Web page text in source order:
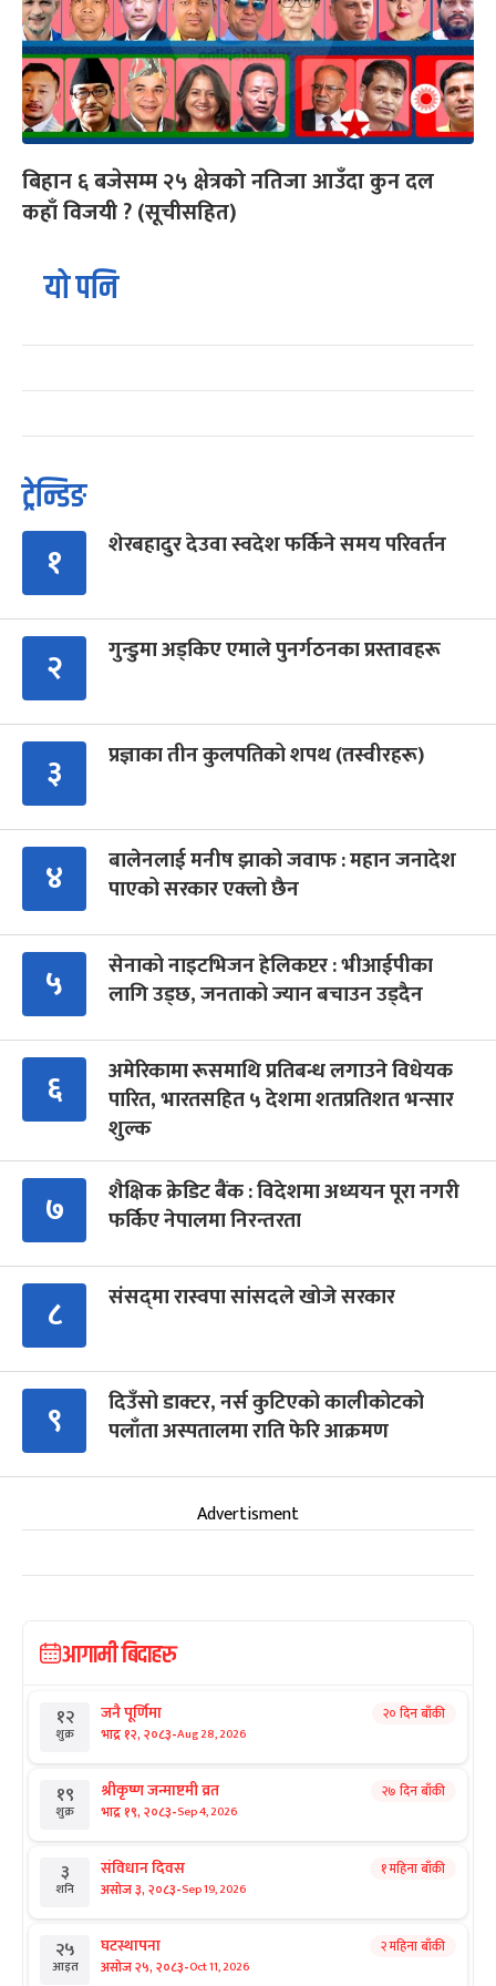
बिहान ६ बजेसम्म २५ क्षेत्रको नतिजा आउँदा कुन दल
कहाँ विजयी ? (सूचीसहित)
यो पनि
ट्रेन्डिङ
१ शेरबहादुर देउवा स्वदेश फर्किने समय परिवर्तन
२ गुन्डुमा अड्किए एमाले पुनर्गठनका प्रस्तावहरू
३ प्रज्ञाका तीन कुलपतिको शपथ (तस्वीरहरू)
४
बालेनलाई मनीष झाको जवाफ : महान जनादेश
पाएको सरकार एक्लो छैन
५
सेनाको नाइटभिजन हेलिकप्टर : भीआईपीका
लागि उड्छ, जनताको ज्यान बचाउन उड्दैन
६
अमेरिकामा रूसमाथि प्रतिबन्ध लगाउने विधेयक
पारित, भारतसहित ५ देशमा शतप्रतिशत भन्सार
शुल्क
७
शैक्षिक क्रेडिट बैंक : विदेशमा अध्ययन पूरा नगरी
फर्किए नेपालमा निरन्तरता
८ संसद्‍मा रास्वपा सांसदले खोजे सरकार
९
दिउँसो डाक्टर, नर्स कुटिएको कालीकोटको
पलाँता अस्पतालमा राति फेरि आक्रमण
Advertisment
आगामी बिदाहरु
१२
शुक्र
जनै पूर्णिमा
भाद्र १२, २०८३-Aug 28, 2026
२० दिन बाँकी
१९
शुक्र
श्रीकृष्ण जन्माष्टमी व्रत
भाद्र १९, २०८३-Sep 4, 2026
२७ दिन बाँकी
३
शनि
संविधान दिवस
असोज ३, २०८३-Sep 19, 2026
१ महिना बाँकी
२५
आइत
घटस्थापना
असोज २५, २०८३-Oct 11, 2026
२ महिना बाँकी